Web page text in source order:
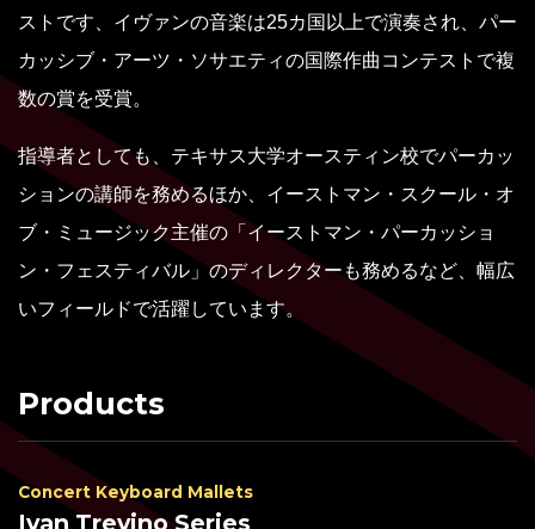
ストです、イヴァンの音楽は25カ国以上で演奏され、パー
カッシブ・アーツ・ソサエティの国際作曲コンテストで複
数の賞を受賞。
指導者としても、テキサス大学オースティン校でパーカッ
ションの講師を務めるほか、イーストマン・スクール・オ
ブ・ミュージック主催の「イーストマン・パーカッショ
ン・フェスティバル」のディレクターも務めるなど、幅広
いフィールドで活躍しています。
Products
Concert Keyboard Mallets
Ivan Trevino Series